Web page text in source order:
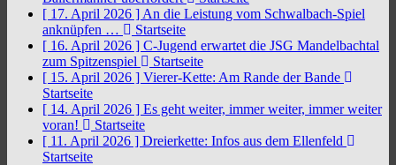
[ 17. April 2026 ] An die Leistung vom Schwalbach-Spiel
anknüpfen …
Startseite
[ 16. April 2026 ] C-Jugend erwartet die JSG Mandelbachtal
zum Spitzenspiel
Startseite
[ 15. April 2026 ] Vierer-Kette: Am Rande der Bande
Startseite
[ 14. April 2026 ] Es geht weiter, immer weiter, immer weiter
voran!
Startseite
[ 11. April 2026 ] Dreierkette: Infos aus dem Ellenfeld
Startseite